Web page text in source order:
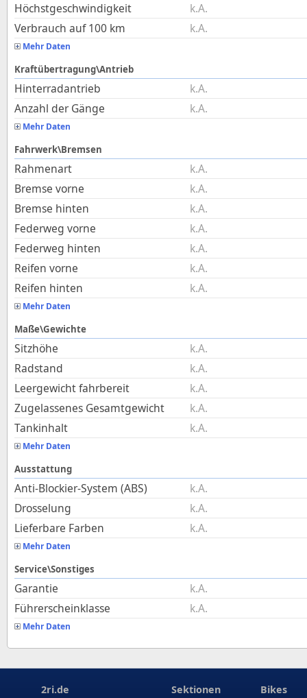
Höchstgeschwindigkeit
k.A.
Verbrauch auf 100 km
k.A.
Mehr Daten
Kraftübertragung\Antrieb
Hinterradantrieb
k.A.
Anzahl der Gänge
k.A.
Mehr Daten
Fahrwerk\Bremsen
Rahmenart
k.A.
Bremse vorne
k.A.
Bremse hinten
k.A.
Federweg vorne
k.A.
Federweg hinten
k.A.
Reifen vorne
k.A.
Reifen hinten
k.A.
Mehr Daten
Maße\Gewichte
Sitzhöhe
k.A.
Radstand
k.A.
Leergewicht fahrbereit
k.A.
Zugelassenes Gesamtgewicht
k.A.
Tankinhalt
k.A.
Mehr Daten
Ausstattung
Anti-Blockier-System (ABS)
k.A.
Drosselung
k.A.
Lieferbare Farben
k.A.
Mehr Daten
Service\Sonstiges
Garantie
k.A.
Führerscheinklasse
k.A.
Mehr Daten
2ri.de Sektionen Bikes